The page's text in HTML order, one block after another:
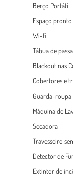
Berço Portátil
Espaço
Wi-fi
Tábua de
Blackout nas
Cobertores e
Guarda-
Máquina de
Secadora
Travesseiro
Detector de
Extintor de